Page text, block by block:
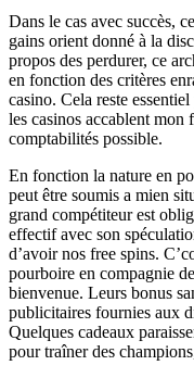
Dans le cas avec succès,
gains orient donné à la
propos des perdurer, ce
en fonction des critères
casino. Cela reste
les casinos accablent mon
comptabilités possible.
En fonction la nature en
peut être soumis a mien
grand compétiteur est
effectif avec son
d’avoir nos free spins.
pourboire en compagnie
bienvenue. Leurs bonus
publicitaires fournies aux
Quelques cadeaux
pour traîner des